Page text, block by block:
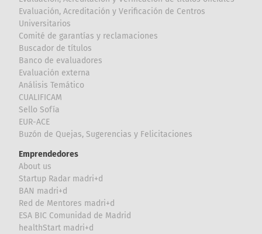
Evaluación, Acreditación y Verificación de Centros
Universitarios
Comité de garantías y reclamaciones
Buscador de títulos
Banco de evaluadores
Evaluación externa
Análisis Temático
CUALIFICAM
Sello Sofía
EUR-ACE
Buzón de Quejas, Sugerencias y Felicitaciones
Emprendedores
About us
Startup Radar madri+d
BAN madri+d
Red de Mentores madri+d
ESA BIC Comunidad de Madrid
healthStart madri+d